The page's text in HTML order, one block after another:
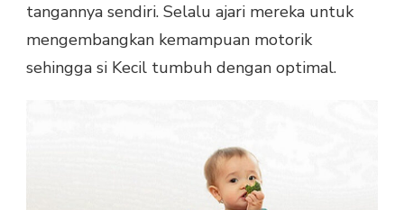
tangannya sendiri. Selalu ajari mereka untuk
mengembangkan kemampuan motorik
sehingga si Kecil tumbuh dengan optimal.